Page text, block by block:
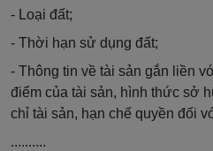
- Loại đất;
- Thời hạn sử dụng đất;
- Thông tin về tài sản gắn liền
điểm của tài sản, hình thức sở
chỉ tài sản, hạn chế quyền đối
..........